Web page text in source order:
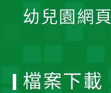
幼兒園網頁
檔案下載